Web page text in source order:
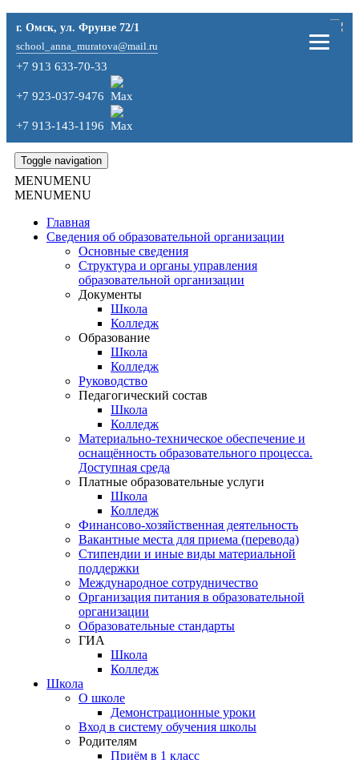
г. Омск, ул. Фрунзе 72/1
school_anna_muratova@mail.ru
+7 913 633-70-33
+7 923-037-9476
+7 913-143-1196
Toggle navigation
MENUMENU
MENUMENU
Главная
Сведения об образовательной организации
Основные сведения
Структура и органы управления
образовательной организации
Документы
Школа
Колледж
Образование
Школа
Колледж
Руководство
Педагогический состав
Школа
Колледж
Материально-техническое обеспечение и
оснащённость образовательного процесса.
Доступная среда
Платные образовательные услуги
Школа
Колледж
Финансово-хозяйственная деятельность
Вакантные места для приема (перевода)
Стипендии и иные виды материальной
поддержки
Международное сотрудничество
Организация питания в образовательной
организации
Образовательные стандарты
ГИА
Школа
Колледж
Школа
О школе
Демонстрационные уроки
Вход в систему обучения школы
Родителям
Приём в 1 класс